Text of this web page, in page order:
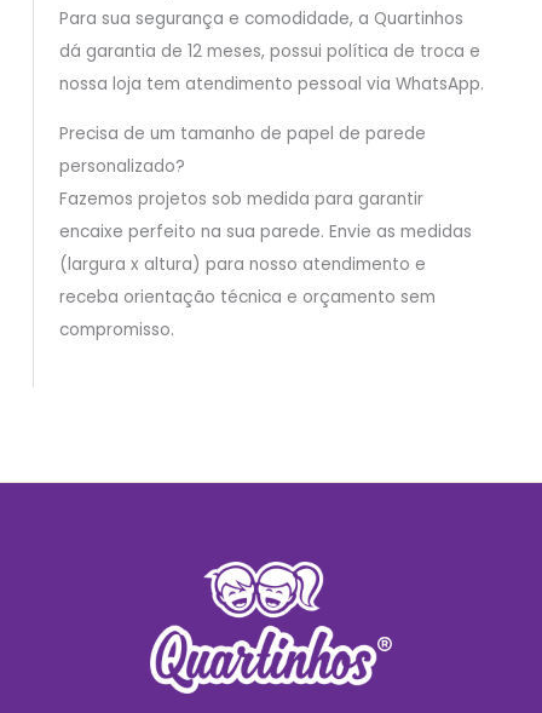
Para sua segurança e comodidade, a Quartinhos
dá garantia de 12 meses, possui política de troca e
nossa loja tem atendimento pessoal via WhatsApp.
Precisa de um tamanho de papel de parede
personalizado?
Fazemos projetos sob medida para garantir
encaixe perfeito na sua parede. Envie as medidas
(largura x altura) para nosso atendimento e
receba orientação técnica e orçamento sem
compromisso.